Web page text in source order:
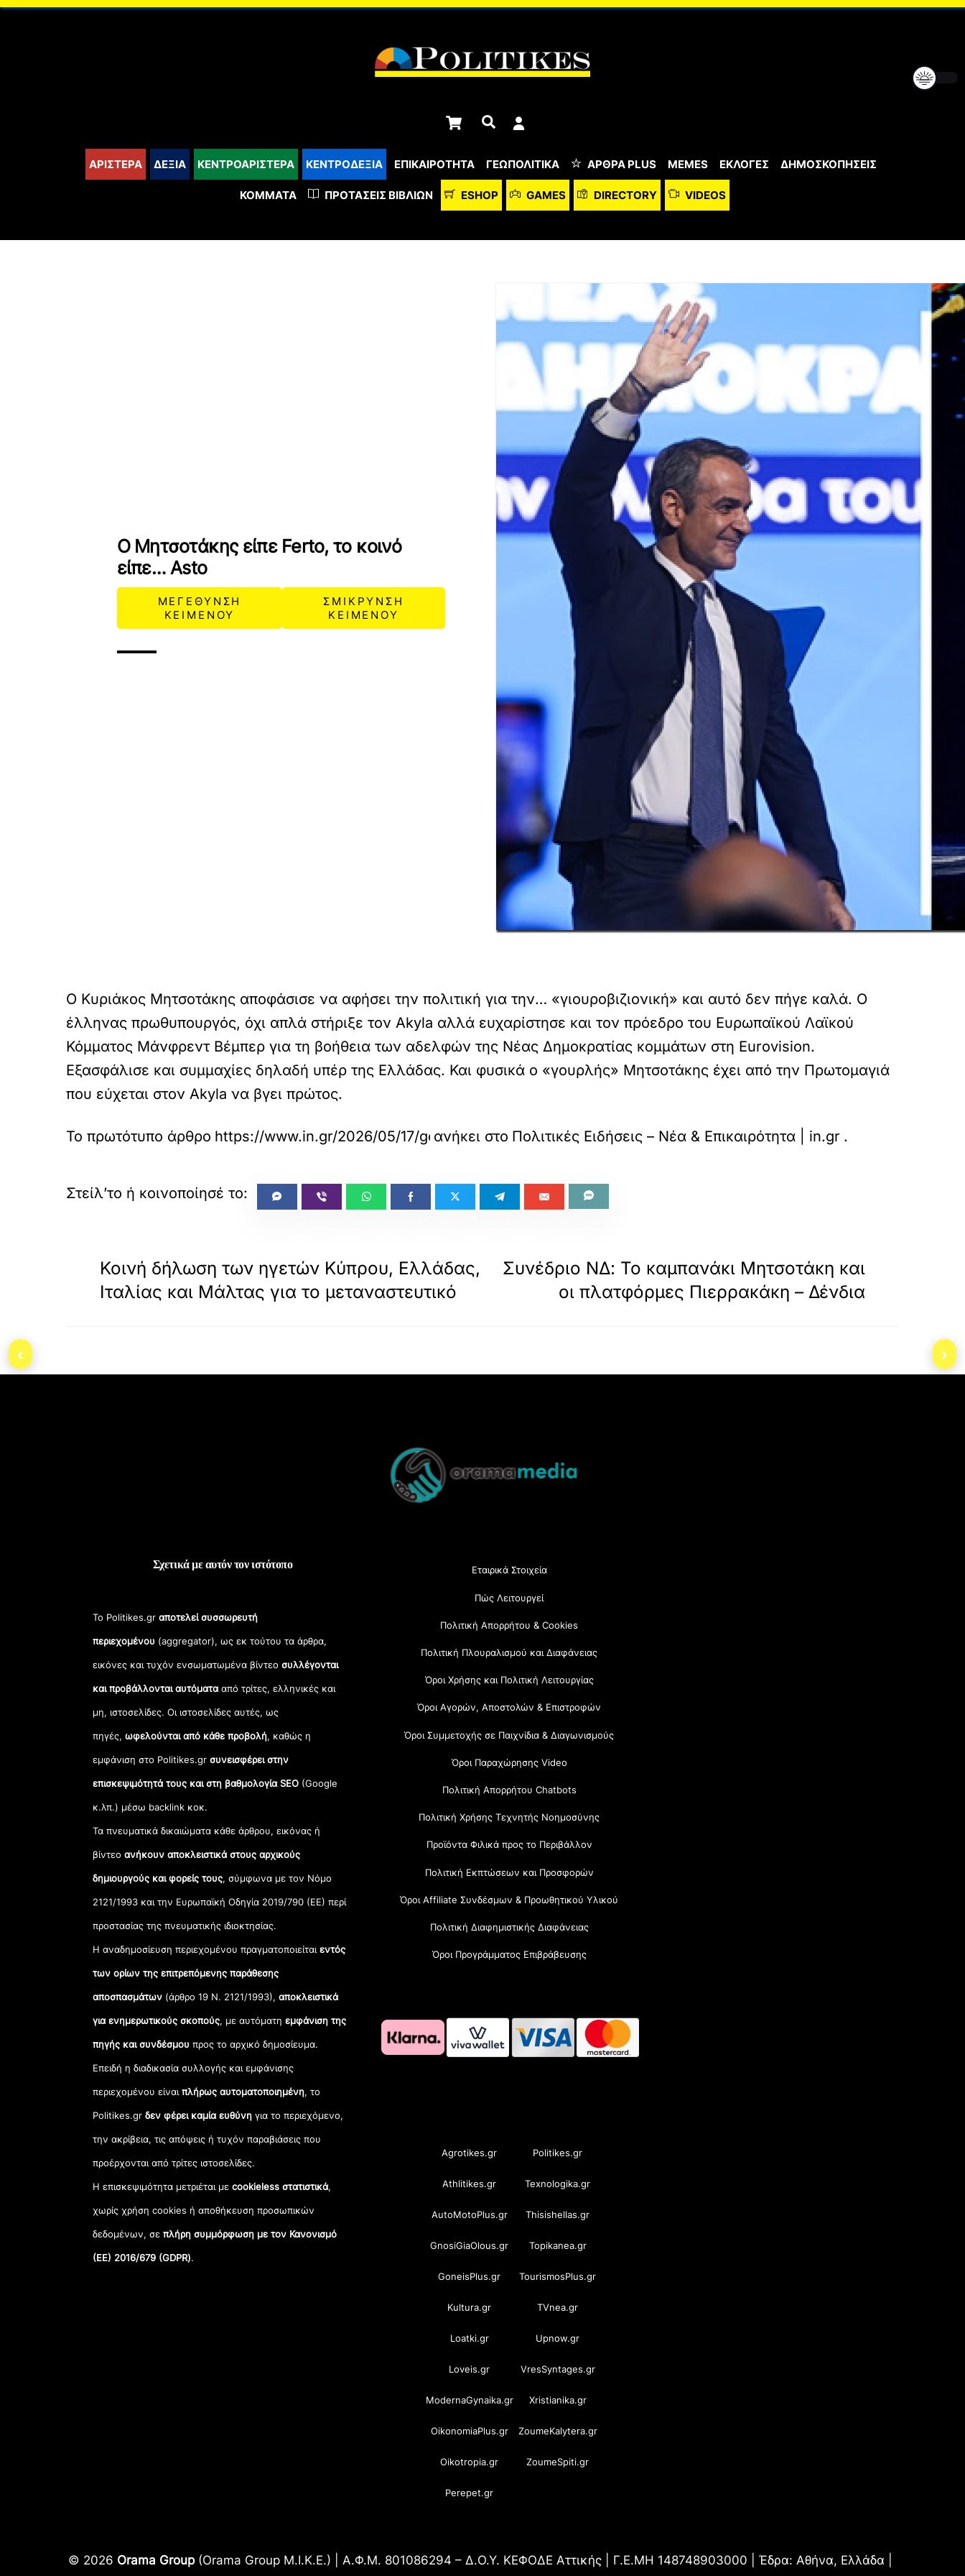
content
Cart Αναζήτηση
ΑΡΙΣΤΕΡΑ ΔΕΞΙΑ ΚΕΝΤΡΟΑΡΙΣΤΕΡΑ ΚΕΝΤΡΟΔΕΞΙΑ ΕΠΙΚΑΙΡΟΤΗΤΑ ΓΕΩΠΟΛΙΤΙΚΑ ΆΡΘΡΑ PLUS MEMES ΕΚΛΟΓΕΣ ΔΗΜΟΣΚΟΠΗΣΕΙΣ
ΚΌΜΜΑΤΑ ΠΡΟΤΆΣΕΙΣ ΒΙΒΛΊΩΝ ESHOP GAMES DIRECTORY VIDEOS
Ο Μητσοτάκης είπε Ferto, το κοινό
είπε… Asto
ΜΕΓΕΘΥΝΣΗ
ΚΕΙΜΕΝΟΥ
ΣΜΙΚΡΥΝΣΗ
ΚΕΙΜΕΝΟΥ
Ο Κυριάκος Μητσοτάκης αποφάσισε να αφήσει την πολιτική για την… «γιουροβιζιονική» και αυτό δεν πήγε καλά. Ο
έλληνας πρωθυπουργός, όχι απλά στήριξε τον Akyla αλλά ευχαρίστησε και τον πρόεδρο του Ευρωπαϊκού Λαϊκού
Κόμματος Μάνφρεντ Βέμπερ για τη βοήθεια των αδελφών της Νέας Δημοκρατίας κομμάτων στη Eurovision.
Εξασφάλισε και συμμαχίες δηλαδή υπέρ της Ελλάδας. Και φυσικά ο «γουρλής» Μητσοτάκης έχει από την Πρωτομαγιά
που εύχεται στον Akyla να βγει πρώτος.
Το πρωτότυπο άρθρο https://www.in.gr/2026/05/17/go-fun/perierga/o-mitsotakis-eipe-ferto-to-koino-eipe-asto/
ανήκει στο Πολιτικές Ειδήσεις – Νέα & Επικαιρότητα | in.gr .
Κοινή δήλωση των ηγετών Κύπρου, Ελλάδας,
Ιταλίας και Μάλτας για το μεταναστευτικό
Συνέδριο ΝΔ: Το καμπανάκι Μητσοτάκη και
οι πλατφόρμες Πιερρακάκη – Δένδια
Top
Σχετικά με αυτόν τον ιστότοπο
Το Politikes.grαποτελεί συσσωρευτή
περιεχομένου (aggregator), ως εκ τούτου τα άρθρα,
εικόνες και τυχόν ενσωματωμένα βίντεοσυλλέγονται
και προβάλλονται αυτόματααπό τρίτες, ελληνικές και
μη, ιστοσελίδες. Οι ιστοσελίδες αυτές, ως
πηγές,ωφελούνται από κάθε προβολή, καθώς η
εμφάνιση στο Politikes.gr συνεισφέρει στην
επισκεψιμότητά τους και στη βαθμολογία SEO (Google
κ.λπ.) μέσω backlink κοκ.
Τα πνευματικά δικαιώματα κάθε άρθρου, εικόνας ή
βίντεοανήκουν αποκλειστικά στους αρχικούς
δημιουργούς και φορείς τους, σύμφωνα με τον Νόμο
2121/1993 και την Ευρωπαϊκή Οδηγία 2019/790 (ΕΕ) περί
προστασίας της πνευματικής ιδιοκτησίας.
Η αναδημοσίευση περιεχομένου πραγματοποιείταιεντός
των ορίων της επιτρεπόμενης παράθεσης
αποσπασμάτων (άρθρο 19 Ν. 2121/1993), αποκλειστικά
για ενημερωτικούς σκοπούς, με αυτόματηεμφάνιση της
πηγής και συνδέσμου προς το αρχικό δημοσίευμα.
Επειδή η διαδικασία συλλογής και εμφάνισης
περιεχομένου είναιπλήρως αυτοματοποιημένη, το
Politikes.grδεν φέρει καμία ευθύνη για το περιεχόμενο,
την ακρίβεια, τις απόψεις ή τυχόν παραβιάσεις που
προέρχονται από τρίτες ιστοσελίδες.
Η επισκεψιμότητα μετριέται μεcookieless στατιστικά,
χωρίς χρήση cookies ή αποθήκευση προσωπικών
δεδομένων, σεπλήρη συμμόρφωση με τον Κανονισμό
(ΕΕ) 2016/679 (GDPR).
Εταιρικά Στοιχεία
Πώς Λειτουργεί
Πολιτική Απορρήτου & Cookies
Πολιτική Πλουραλισμού και Διαφάνειας
Όροι Χρήσης και Πολιτική Λειτουργίας
Όροι Αγορών, Αποστολών & Επιστροφών
Όροι Συμμετοχής σε Παιχνίδια & Διαγωνισμούς
Όροι Παραχώρησης Video
Πολιτική Απορρήτου Chatbots
Πολιτική Χρήσης Τεχνητής Νοημοσύνης
Προϊόντα Φιλικά προς το Περιβάλλον
Πολιτική Εκπτώσεων και Προσφορών
Όροι Affiliate Συνδέσμων & Προωθητικού Υλικού
Πολιτική Διαφημιστικής Διαφάνειας
Όροι Προγράμματος Επιβράβευσης
Agrotikes.gr Politikes.gr
Athlitikes.gr Texnologika.gr
AutoMotoPlus.gr Thisishellas.gr
GnosiGiaOlous.gr Topikanea.gr
GoneisPlus.gr TourismosPlus.gr
Kultura.gr TVnea.gr
Loatki.gr Upnow.gr
Loveis.gr VresSyntages.gr
ModernaGynaika.gr Xristianika.gr
OikonomiaPlus.gr ZoumeKalytera.gr
Oikotropia.gr ZoumeSpiti.gr
Perepet.gr
© 2026 Orama Group(Orama Group Μ.Ι.Κ.Ε.) | Α.Φ.Μ. 801086294 – Δ.Ο.Υ. ΚΕΦΟΔΕ Αττικής | Γ.Ε.ΜΗ 148748903000 | Έδρα: Αθήνα, Ελλάδα |
‹ ›